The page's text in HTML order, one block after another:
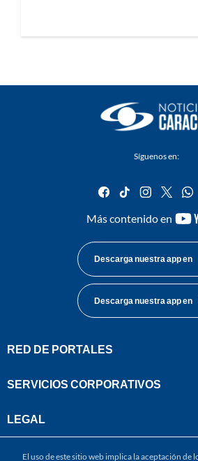
Síguenos en:
facebook
tiktok
Más contenido en
Descarga nuestra app en
Descarga nuestra app en
RED DE PORTALES
SERVICIOS CORPORATIVOS
LEGAL
El uso de este sitio web implica la aceptación de